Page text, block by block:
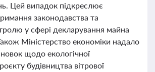
Цей випадок підкреслює
законодавства та
у сфері декларування майна
Міністерство економіки надало
щодо екологічної
будівництва вітрової